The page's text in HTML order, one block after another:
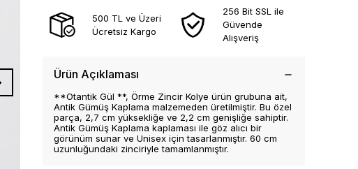
500 TL ve Üzeri
Ücretsiz Kargo
256 Bit SSL ile
Güvende
Alışveriş
Ürün Açıklaması
**Otantik Gül **, Örme Zincir Kolye ürün grubuna ait,
Antik Gümüş Kaplama malzemeden üretilmiştir. Bu özel
parça, 2,7 cm yüksekliğe ve 2,2 cm genişliğe sahiptir.
Antik Gümüş Kaplama kaplaması ile göz alıcı bir
görünüm sunar ve Unisex için tasarlanmıştır. 60 cm
uzunluğundaki zinciriyle tamamlanmıştır.